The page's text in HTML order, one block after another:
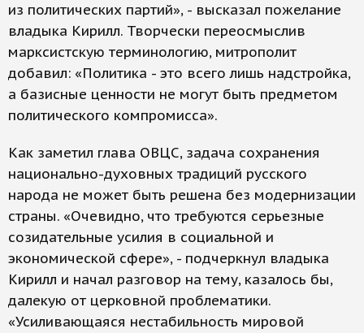
из политических партий», - высказал пожелание
владыка Кирилл. Творчески переосмыслив
марксистскую терминологию, митрополит
добавил: «Политика - это всего лишь надстройка,
а базисные ценности не могут быть предметом
политического компромисса».
Как заметил глава ОВЦС, задача сохранения
национально-духовных традиций русского
народа не может быть решена без модернизации
страны. «Очевидно, что требуются серьезные
созидательные усилия в социальной и
экономической сфере», - подчеркнул владыка
Кирилл и начал разговор на тему, казалось бы,
далекую от церковной проблематики.
«Усиливающаяся нестабильность мировой